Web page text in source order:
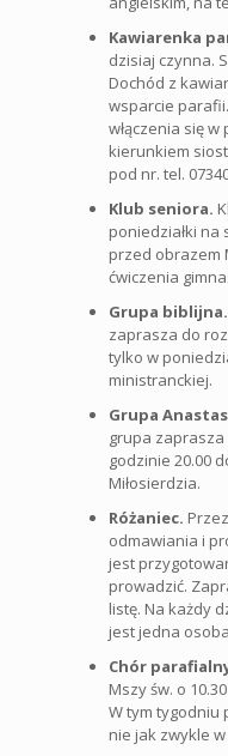
Kawiarenka
dzisiaj czynna.
Dochód z
wsparcie
włączenia się
kierunkiem
pod nr. tel.
Klub seniora.
poniedziałki na
przed obrazem
ćwiczenia
Grupa biblijna.
zaprasza do
tylko w
ministranckiej.
Grupa
grupa
godzinie 20.00
Miłosierdzia.
Różaniec.
odmawiania i
jest
prowadzić.
listę. Na każdy
jest jedna
Chór
Mszy św. o
W tym tygodniu
nie jak zwykle